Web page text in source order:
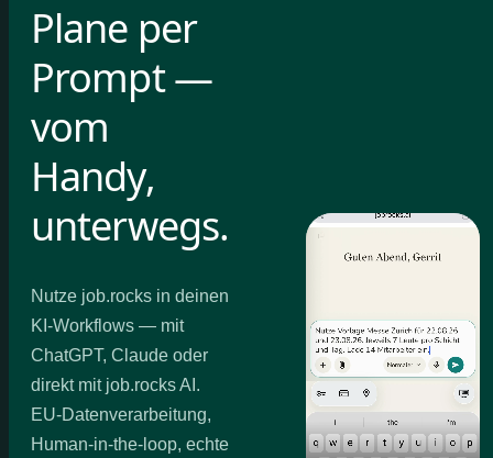
Plane per
Prompt —
vom
Handy,
unterwegs.
Nutze job.rocks in deinen
KI-Workflows — mit
ChatGPT, Claude oder
direkt mit job.rocks AI.
EU-Datenverarbeitung,
Human-in-the-loop, echte